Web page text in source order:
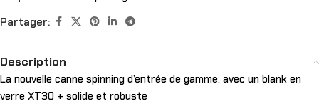
Partager:
Description
La nouvelle canne spinning d’entrée de gamme, avec un blank en
verre XT30 + solide et robuste